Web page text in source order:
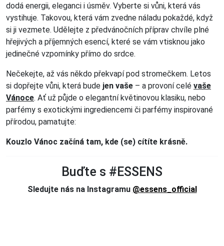
dodá energii, eleganci i úsměv. Vyberte si vůni, která vás
vystihuje. Takovou, která vám zvedne náladu pokaždé, když
si ji vezmete. Udělejte z předvánočních příprav chvíle plné
hřejivých a příjemných esencí, které se vám vtisknou jako
jedinečné vzpomínky přímo do srdce.
Nečekejte, až vás někdo překvapí pod stromečkem. Letos
si dopřejte vůni, která bude jen vaše – a provoní celé vaše
Vánoce. Ať už půjde o elegantní květinovou klasiku, nebo
parfémy s exotickými ingrediencemi či parfémy inspirované
přírodou, pamatujte:
Kouzlo Vánoc začíná tam, kde (se) cítíte krásně.
Buďte s #ESSENS
Sledujte nás na Instagramu @essens_official